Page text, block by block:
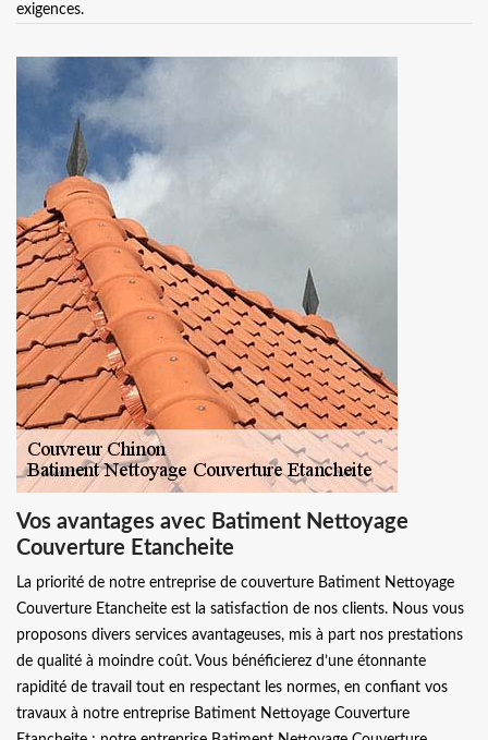
exigences.
Vos avantages avec Batiment Nettoyage
Couverture Etancheite
La priorité de notre entreprise de couverture Batiment Nettoyage
Couverture Etancheite est la satisfaction de nos clients. Nous vous
proposons divers services avantageuses, mis à part nos prestations
de qualité à moindre coût. Vous bénéficierez d’une étonnante
rapidité de travail tout en respectant les normes, en confiant vos
travaux à notre entreprise Batiment Nettoyage Couverture